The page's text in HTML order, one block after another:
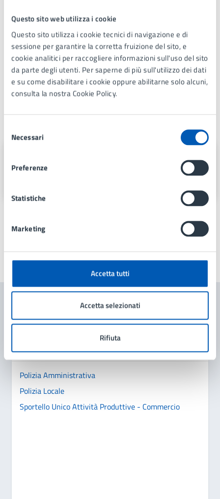
Questo sito web utilizza i cookie
Questo sito utilizza i cookie tecnici di navigazione e di
sessione per garantire la corretta fruizione del sito, e
cookie analitici per raccogliere informazioni sull'uso del sito
da parte degli utenti. Per saperne di più sull'utilizzo dei dati
e su come disabilitare i cookie oppure abilitarne solo alcuni,
consulta la nostra Cookie Policy.
delNecessari
Preferenze
Statistiche
Marketing
Accetta tutti
Accetta selezionati
Rifiuta
Ordinanza 544/2025
Ordinanza 545/2025
Via Gramsci 21, Lissone (MB), 20851
Ultimo aggiornamento:21/10/2025, 09:47
Contenuti correlati
Polizia Amministrativa
Polizia Locale
Sportello Unico Attività Produttive - Commercio